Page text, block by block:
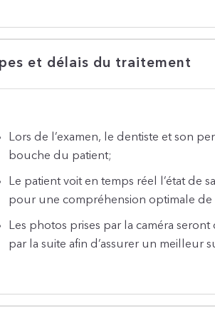
et délais du traitement
Lors de l’examen, le dentiste et son
bouche du patient;
Le patient voit en temps réel l’état de
pour une compréhension optimale
Les photos prises par la caméra
par la suite afin d’assurer un meilleur